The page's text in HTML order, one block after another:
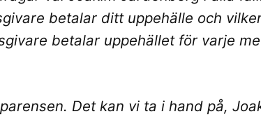
betalar ditt uppehälle och
betalar uppehället för varje
Det kan vi ta i hand på,